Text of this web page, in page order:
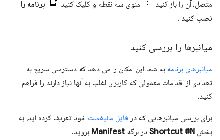
متصل، آن را باز کنید
منوی سه نقطه و کلیک کنید
برنامه را
نصب کنید .
میانبرها را بررسی کنید
میانبرهای برنامه به شما این امکان را می دهد که دسترسی سریع به
تعدادی از اقدامات معمولی که کاربران اغلب به آنها نیاز دارند را فراهم
کنید.
برای بررسی میانبرهایی که در فایل مانیفست خود تعریف کرده اید، به
بخش Shortcut #N در برگه Manifest بروید.